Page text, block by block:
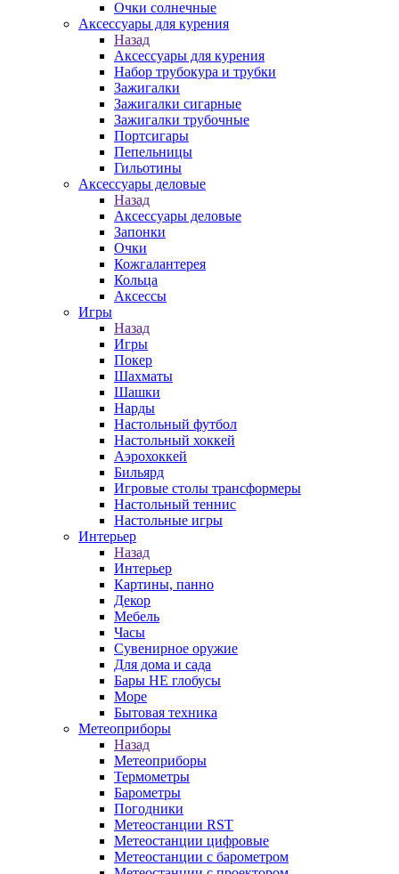
Очки солнечные
Аксессуары для курения
Назад
Аксессуары для курения
Набор трубокура и трубки
Зажигалки
Зажигалки сигарные
Зажигалки трубочные
Портсигары
Пепельницы
Гильотины
Аксессуары деловые
Назад
Аксессуары деловые
Запонки
Очки
Кожгалантерея
Кольца
Аксессы
Игры
Назад
Игры
Покер
Шахматы
Шашки
Нарды
Настольный футбол
Настольный хоккей
Аэрохоккей
Бильярд
Игровые столы трансформеры
Настольный теннис
Настольные игры
Интерьер
Назад
Интерьер
Картины, панно
Декор
Мебель
Часы
Сувенирное оружие
Для дома и сада
Бары НЕ глобусы
Море
Бытовая техника
Метеоприборы
Назад
Метеоприборы
Термометры
Барометры
Погодники
Метеостанции RST
Метеостанции цифровые
Метеостанции с барометром